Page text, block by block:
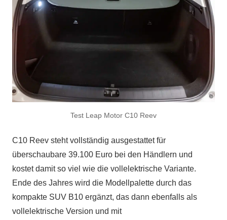
Test Leap Motor C10 Reev
C10 Reev steht vollständig ausgestattet für
überschaubare 39.100 Euro bei den Händlern und
kostet damit so viel wie die vollelektrische Variante.
Ende des Jahres wird die Modellpalette durch das
kompakte SUV B10 ergänzt, das dann ebenfalls als
vollelektrische Version und mit